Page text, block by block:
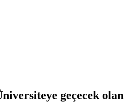
geçecek